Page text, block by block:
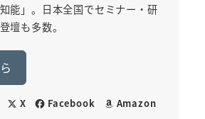
能」。日本全国でセミナー・研
壇も多数。
X Facebook Amazon